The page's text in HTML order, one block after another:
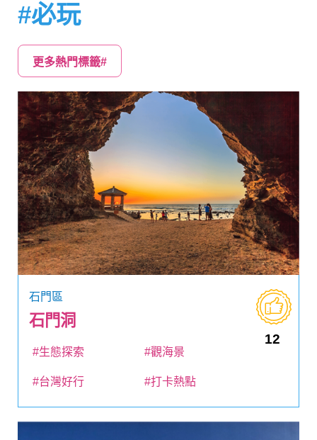
#必玩
更多熱門標籤#
石門區
石門洞
12
#生態探索 #觀海景
#台灣好行 #打卡熱點